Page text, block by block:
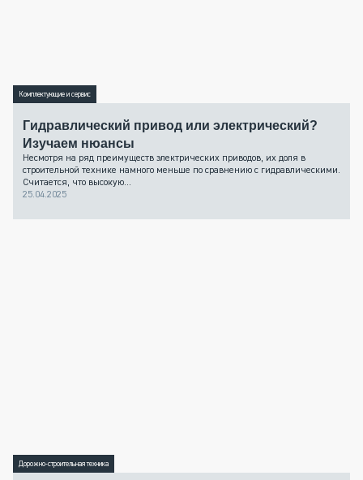
Комплектующие и сервис
Гидравлический привод или электрический?
Изучаем нюансы
Несмотря на ряд преимуществ электрических приводов, их доля в
строительной технике намного меньше по сравнению с гидравлическими.
Считается, что высокую...
25.04.2025
Дорожно-строительная техника